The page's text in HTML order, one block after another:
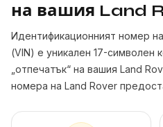
на вашия Land
Идентификационният номер
(VIN) е уникален 17-символен
„отпечатък“ на вашия Land
номера на Land Rover